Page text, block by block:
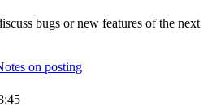
bugs or new features of the next
on posting